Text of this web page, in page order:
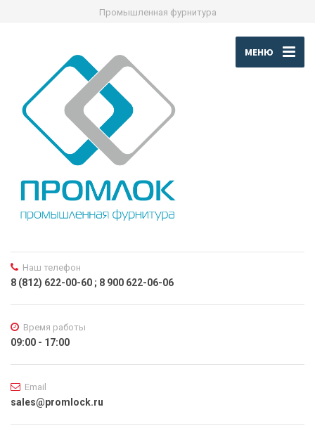
Промышленная фурнитура
МЕНЮ
Наш телефон
8 (812) 622-00-60 ; 8 900 622-06-06
Время работы
09:00 - 17:00
Email
sales@promlock.ru